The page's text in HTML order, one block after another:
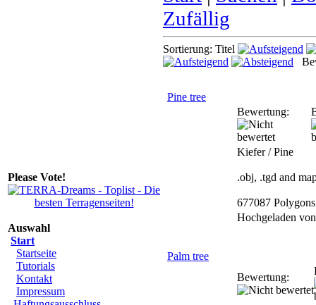
Please Vote!
Auswahl
Start
Startseite
Tutorials
Kontakt
Impressum
Zufällig
Sortierung: Titel
Pine tree
Bewertung:
Kiefer / Pine
.obj, .tgd and
677087 Polygons
Hochgeladen
Palm tree
Bewertung: